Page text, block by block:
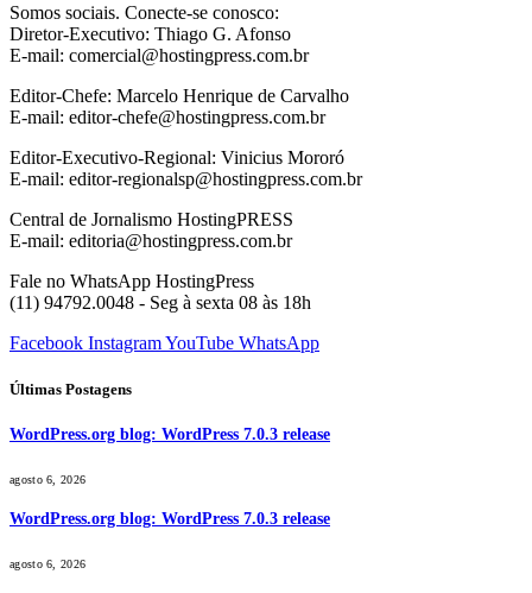
Somos sociais. Conecte-se conosco:
Diretor-Executivo: Thiago G. Afonso
E-mail: comercial@hostingpress.com.br
Editor-Chefe: Marcelo Henrique de Carvalho
E-mail: editor-chefe@hostingpress.com.br
Editor-Executivo-Regional: Vinicius Mororó
E-mail: editor-regionalsp@hostingpress.com.br
Central de Jornalismo HostingPRESS
E-mail: editoria@hostingpress.com.br
Fale no WhatsApp HostingPress
(11) 94792.0048 - Seg à sexta 08 às 18h
Facebook InstagramYouTube WhatsApp
Últimas Postagens
WordPress.org blog: WordPress 7.0.3 release
agosto 6, 2026
WordPress.org blog: WordPress 7.0.3 release
agosto 6, 2026